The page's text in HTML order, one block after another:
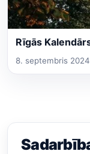
Rīgās
8. septembris 2024